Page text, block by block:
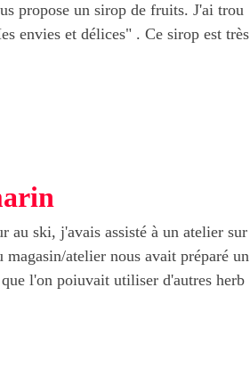
propose un sirop de fruits. J'ai trou
envies et délices" . Ce sirop est très
au ski, j'avais assisté à un atelier sur
atelier nous avait préparé un
l'on poiuvait utiliser d'autres herb